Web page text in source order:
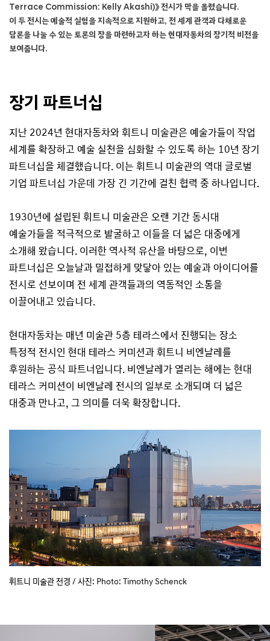
션
:
켈
리
》
전
개
막
Terrace Commission: Kelly Akashi)》 전시가 막을 올렸습니다.
이 두 전시는 예술적 실험을 지속적으로 지원하고, 전 세계 관객과 다채로운
담론을 나눌 수 있는 토론의 장을 마련하고자 하는 현대자동차의 장기적 비전을
보여줍니다.
장기 파트너십
지난 2024년 현대자동차와 휘트니 미술관은 예술가들이 작업
세계를 확장하고 예술 실천을 심화할 수 있도록 하는 10년 장기
파트너십을 체결했습니다. 이는 휘트니 미술관의 역대 글로벌
기업 파트너십 가운데 가장 긴 기간에 걸친 협력 중 하나입니다.
1930년에 설립된 휘트니 미술관은 오랜 기간 동시대
예술가들을 적극적으로 발굴하고 이들을 더 넓은 대중에게
소개해 왔습니다. 이러한 역사적 유산을 바탕으로, 이번
파트너십은 오늘날과 밀접하게 맞닿아 있는 예술과 아이디어를
전시로 선보이며 전 세계 관객들과의 역동적인 소통을
이끌어내고 있습니다.
현대자동차는 매년 미술관 5층 테라스에서 진행되는 장소
특정적 전시인 현대 테라스 커미션과 휘트니 비엔날레를
후원하는 공식 파트너입니다. 비엔날레가 열리는 해에는 현대
테라스 커미션이 비엔날레 전시의 일부로 소개되며 더 넓은
대중과 만나고, 그 의미를 더욱 확장합니다.
휘트니 미술관 전경 / 사진: Photo: Timothy Schenck